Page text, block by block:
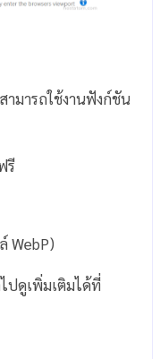
ามารถใช้งานฟังก์ชัน
รี
WebP)
ปดูเพิ่มเติมได้ที่